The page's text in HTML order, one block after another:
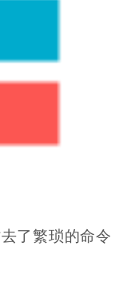
了繁琐的命令